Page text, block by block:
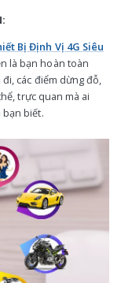
Bị Định Vị 4G Siêu
là bạn hoàn toàn
các điểm dừng đỗ,
trực quan mà ai
bạn biết.